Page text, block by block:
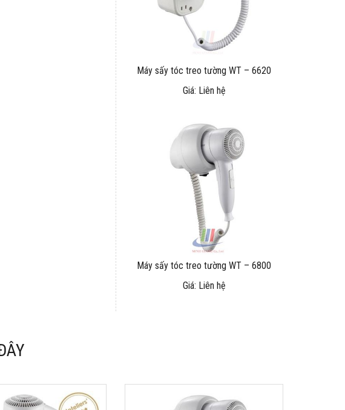
Máy sấy tóc treo tường WT – 6620
Giá: Liên hệ
Máy sấy tóc treo tường WT – 6800
Giá: Liên hệ